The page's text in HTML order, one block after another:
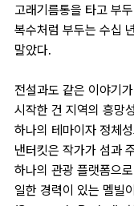
고래기름통을 타고 부
복수처럼 부두는 수십
말았다.
전설과도 같은 이야기
시작한 건 지역의 흥망
하나의 테마이자 정체
낸터킷은 작가가 섬과
하나의 관광 플랫폼으
일한 경력이 있는 멜빌